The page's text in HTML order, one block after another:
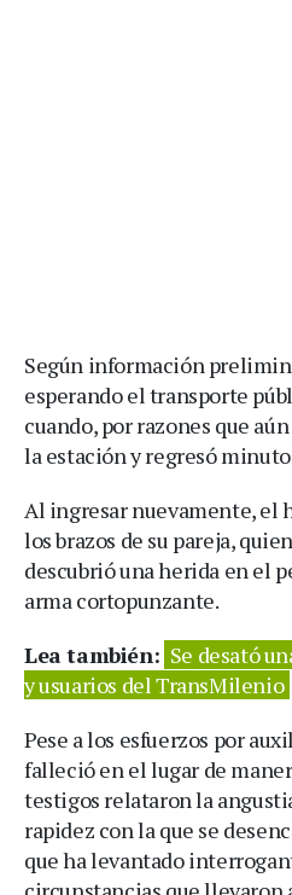
Según información
esperando el transporte
cuando, por razones que
la estación y regresó
Al ingresar nuevamente, el
los brazos de su pareja,
descubrió una herida en el
arma cortopunzante.
Lea también: Se desató
y usuarios del TransMilenio
Pese a los esfuerzos por
falleció en el lugar de
testigos relataron la
rapidez con la que se
que ha levantado